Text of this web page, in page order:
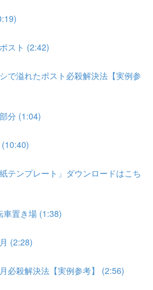
スト (2:42)
で溢れたポスト必殺解決法【実例参
分 (1:04)
テンプレート」ダウンロードはこち
車置き場 (1:38)
(2:28)
必殺解決法【実例参考】 (2:56)